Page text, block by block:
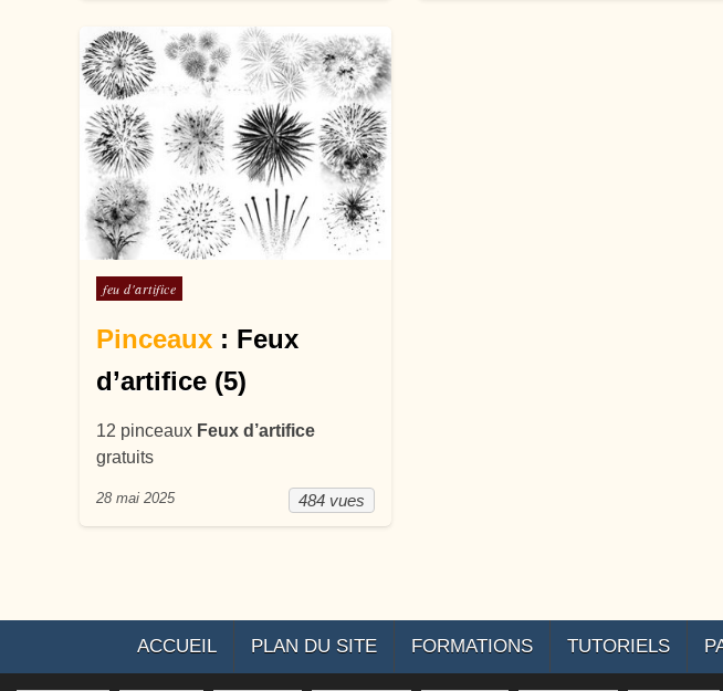
Posté dans
feu d'artifice
Pinceaux : Feux
d’artifice (5)
12 pinceaux Feux d’artifice
gratuits
484 vues
28 mai 2025
ACCUEIL PLAN DU SITE FORMATIONS TUTORIELS